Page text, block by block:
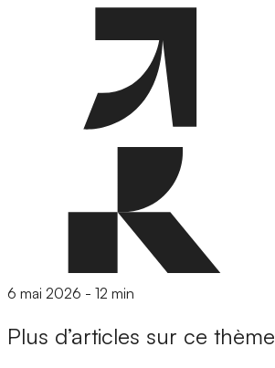
6 mai 2026 - 12 min
Plus d’articles sur ce thème